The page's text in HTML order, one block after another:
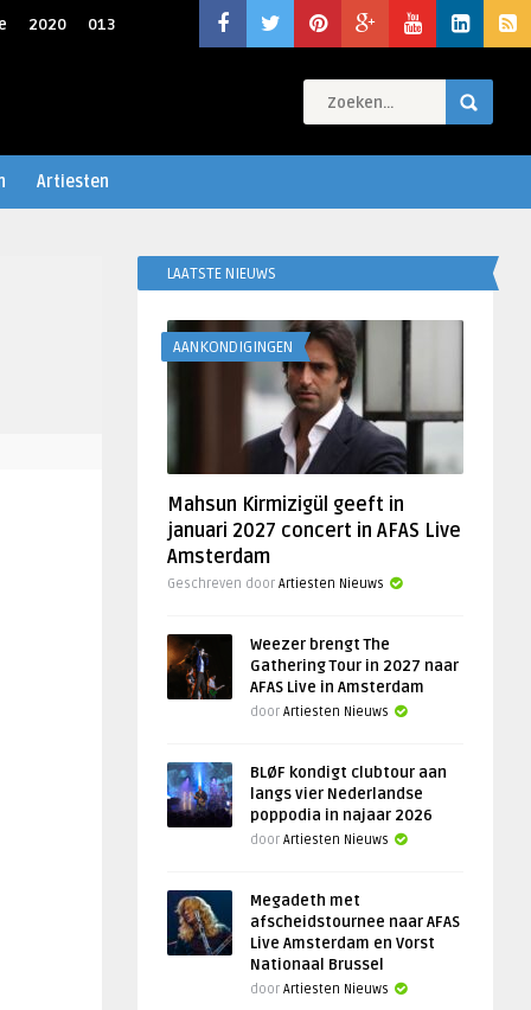
2020 013
Artiesten
LAATSTE NIEUWS
AANKONDIGINGEN
Mahsun Kirmizigül geeft in
januari 2027 concert in AFAS Live
Amsterdam
Geschreven door Artiesten Nieuws
Weezer brengt The
Gathering Tour in 2027 naar
AFAS Live in Amsterdam
door Artiesten Nieuws
BLØF kondigt clubtour aan
langs vier Nederlandse
poppodia in najaar 2026
door Artiesten Nieuws
Megadeth met
afscheidstournee naar AFAS
Live Amsterdam en Vorst
Nationaal Brussel
door Artiesten Nieuws